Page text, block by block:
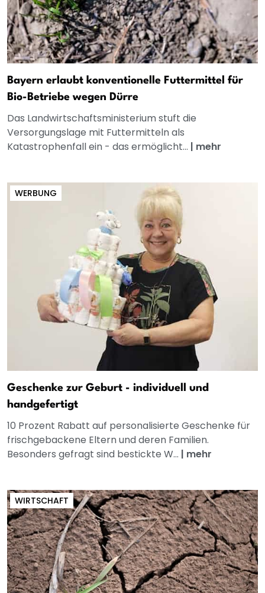
Bayern erlaubt konventionelle Futtermittel für
Bio-Betriebe wegen Dürre
Das Landwirtschaftsministerium stuft die
Versorgungslage mit Futtermitteln als
Katastrophenfall ein - das ermöglicht... | mehr
WERBUNG
Geschenke zur Geburt - individuell und
handgefertigt
10 Prozent Rabatt auf personalisierte Geschenke für
frischgebackene Eltern und deren Familien.
Besonders gefragt sind bestickte W... | mehr
WIRTSCHAFT